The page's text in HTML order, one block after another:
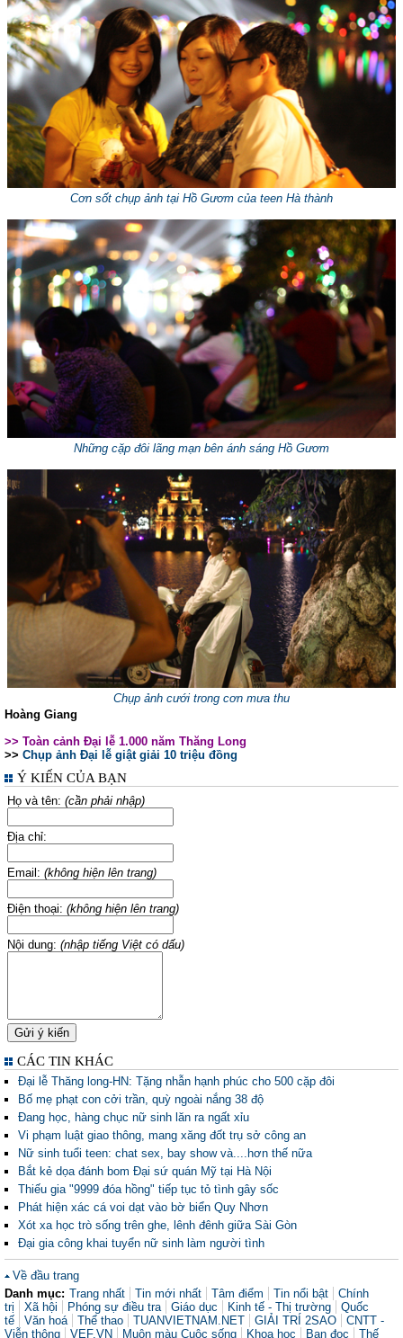
Cơn sốt chụp ảnh tại Hồ Gươm của teen Hà thành
Những cặp đôi lãng mạn bên ánh sáng Hồ Gươm
Chụp ảnh cưới trong cơn mưa thu
Hoàng Giang
>> Toàn cảnh Đại lễ 1.000 năm Thăng Long
>> Chụp ảnh Đại lễ giật giải 10 triệu đồng
Ý KIẾN CỦA BẠN
Họ và tên: (cần phải nhập)
Địa chỉ:
Email: (không hiện lên trang)
Điện thoại: (không hiện lên trang)
Nội dung: (nhập tiếng Việt có dấu)
CÁC TIN KHÁC
Đại lễ Thăng long-HN: Tặng nhẫn hạnh phúc cho 500 cặp đôi
Bố mẹ phạt con cởi trần, quỳ ngoài nắng 38 độ
Đang học, hàng chục nữ sinh lăn ra ngất xỉu
Vi phạm luật giao thông, mang xăng đốt trụ sở công an
Nữ sinh tuổi teen: chat sex, bay show và....hơn thế nữa
Bắt kẻ dọa đánh bom Đại sứ quán Mỹ tại Hà Nội
Thiếu gia "9999 đóa hồng" tiếp tục tỏ tình gây sốc
Phát hiện xác cá voi dạt vào bờ biển Quy Nhơn
Xót xa học trò sống trên ghe, lênh đênh giữa Sài Gòn
Đại gia công khai tuyển nữ sinh làm người tình
Về đầu trang
Danh mục: Trang nhất Tin mới nhất Tâm điểm Tin nổi bật
Chính
trị
Xã hội Phóng sự điều tra Giáo dục Kinh tế - Thị trường
Quốc
tế
Văn hoá Thể thao TUANVIETNAM.NET GIẢI TRÍ 2SAO
CNTT -
Viễn thông
VEF.VN Muôn màu Cuộc sống Khoa học Bạn đọc Thế